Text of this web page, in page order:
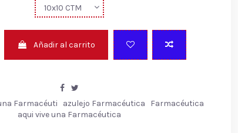
Añadir al carrito
Farmacéuti azulejo Farmacéutica
Farmacéutica
aqui vive una Farmacéutica